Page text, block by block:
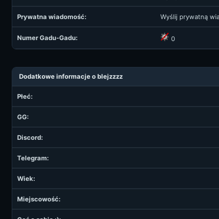
Prywatna wiadomość: Wyślij prywatną
Numer Gadu-Gadu: 0
Dodatkowe informacje o blejzzzz
Płeć:
GG:
Discord:
Telegram:
Wiek:
Miejscowość: